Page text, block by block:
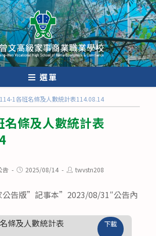
選單
114-1各班名條及人數統計表114.08.14
條及人數統計表
告
Post2025/08/14
Posttwvstn208
公告版”記事本”2023/08/31″公告內
條及人數統計表
下載